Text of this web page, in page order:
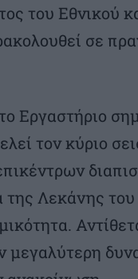
του Εθνικού
σε
Εργαστήριο
τον κύριο
Λεκάνης
μεγαλύτερη